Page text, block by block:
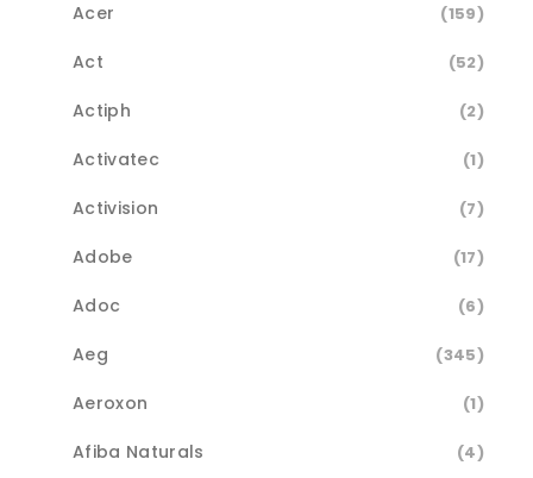
Acer (159)
Act (52)
Actiph (2)
Activatec (1)
Activision (7)
Adobe (17)
Adoc (6)
Aeg (345)
Aeroxon (1)
Afiba Naturals (4)